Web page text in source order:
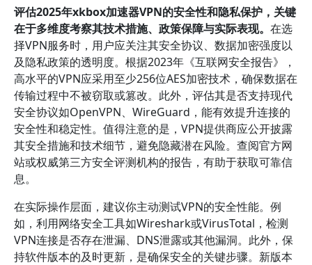
评估2025年xkbox加速器VPN的安全性和隐私保护，关键
在于多维度考察其技术措施、政策保障与实际表现。 在选
择VPN服务时，用户应关注其安全协议、数据加密强度以
及隐私政策的透明度。根据2023年《互联网安全报告》，
高水平的VPN应采用至少256位AES加密技术，确保数据在
传输过程中不被窃取或篡改。此外，评估其是否支持现代
安全协议如OpenVPN、WireGuard，能有效提升连接的
安全性和稳定性。值得注意的是，VPN提供商应公开披露
其安全措施和技术细节，避免隐藏潜在风险。查阅官方网
站或权威第三方安全评测机构的报告，有助于获取可靠信
息。
在实际操作层面，建议你主动测试VPN的安全性能。例
如，利用网络安全工具如Wireshark或VirusTotal，检测
VPN连接是否存在泄漏、DNS泄露或其他漏洞。此外，保
持软件版本的及时更新，是确保安全的关键步骤。新版本